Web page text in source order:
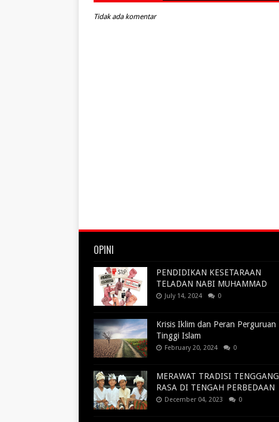
Tidak ada komentar
OPINI
PENDIDIKAN KESETARAAN
TELADAN NABI MUHAMMAD
July 14, 2024 0
Krisis Iklim dan Peran Perguruan
Tinggi Islam
February 20, 2024 0
MERAWAT TRADISI TENGGANG
RASA DI TENGAH PERBEDAAN
December 04, 2023 0